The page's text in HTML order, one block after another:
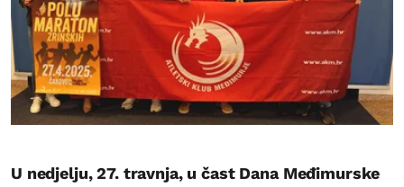
U nedjelju, 27. travnja, u čast Dana Međimurske